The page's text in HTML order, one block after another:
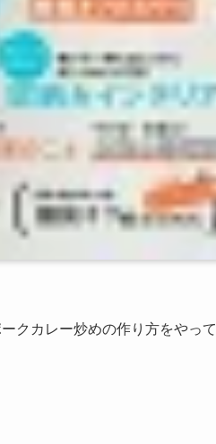
クカレー炒めの作り方をやって